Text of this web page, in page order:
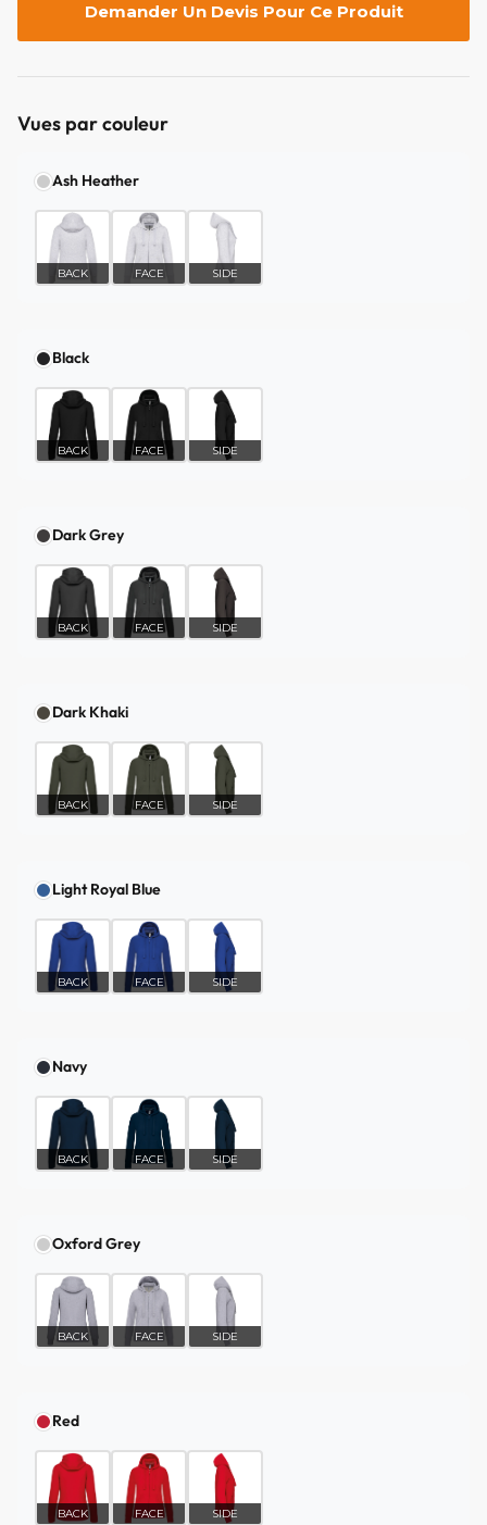
Demander Un Devis Pour Ce Produit
Vues par couleur
Ash Heather
BACK FACE SIDE
Black
BACK FACE SIDE
Dark Grey
BACK FACE SIDE
Dark Khaki
BACK FACE SIDE
Light Royal Blue
BACK FACE SIDE
Navy
BACK FACE SIDE
Oxford Grey
BACK FACE SIDE
Red
BACK FACE SIDE